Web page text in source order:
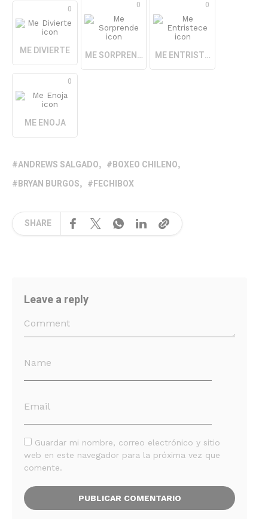
0
ME DIVIERTE
0
ME SORPRENDE
0
ME ENTRISTECE
0
ME ENOJA
ANDREWS SALGADO
BOXEO CHILENO
BRYAN BURGOS
FECHIBOX
SHARE
Leave a reply
Guardar mi nombre, correo electrónico y sitio
web en este navegador para la próxima vez que
comente.